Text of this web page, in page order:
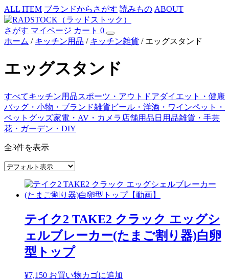
ALL ITEM ブランドからさがす 読みもの ABOUT
さがす マイページ カート 0
ホーム / キッチン用品 / キッチン雑貨 / エッグスタンド
エッグスタンド
すべてキッチン用品スポーツ・アウトドアダイエット・健康
バッグ・小物・ブランド雑貨ビール・洋酒・ワインペット・
ペットグッズ家電・AV・カメラ 店舗用品 日用品雑貨・手芸
花・ガーデン・DIY
全3件を表示
テイク2 TAKE2 クラック エッグシ
ェルブレーカー(たまご割り器)白卵
型トップ
¥7,150 お買い物カゴに追加